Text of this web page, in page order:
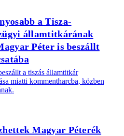
a Tisza-
államtitkárának
Péter is beszállt
a tiszás államtitkár
miatti kommentharcba, közben
Magyar Péterék